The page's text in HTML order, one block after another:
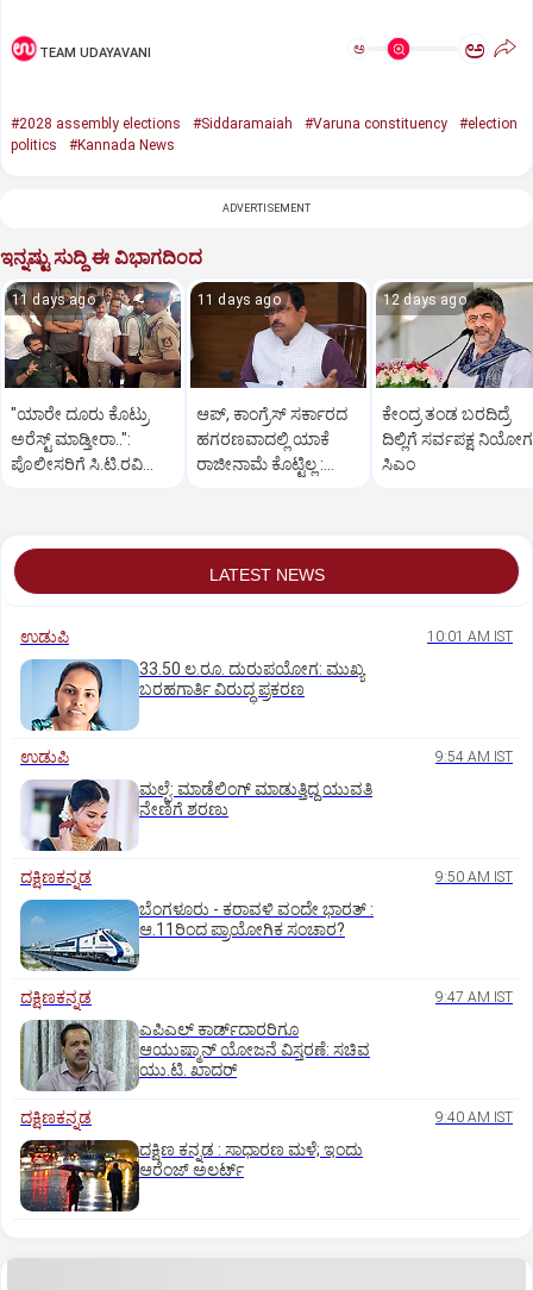
TEAM UDAYAVANI ಅ ಅ
#2028 assembly elections #Siddaramaiah #Varuna constituency
#election
politics
#Kannada News
ADVERTISEMENT
ಇನ್ನಷ್ಟು ಸುದ್ದಿ ಈ ವಿಭಾಗದಿಂದ
11 days ago
"ಯಾರೇ‌ ದೂರು ಕೊಟ್ರು
ಅರೆಸ್ಟ್ ಮಾಡ್ತೀರಾ..":
ಪೊಲೀಸರಿಗೆ ಸಿ.ಟಿ.ರವಿ
11 days ago
ಆಪ್, ಕಾಂಗ್ರೆಸ್ ಸರ್ಕಾರದ
ಹಗರಣವಾದಲ್ಲಿ ಯಾಕೆ
ರಾಜೀನಾಮೆ ಕೊಟ್ಟಿಲ್ಲ :
12 days ago
ಕೇಂದ್ರ ತಂಡ ಬರದಿದ್ರೆ
ದಿಲ್ಲಿಗೆ ಸರ್ವಪಕ್ಷ
ಸಿಎಂ
LATEST NEWS
ಉಡುಪಿ 10:01 AM IST
33.50 ಲ.ರೂ. ದುರುಪಯೋಗ: ಮುಖ್ಯ
ಬರಹಗಾರ್ತಿ ವಿರುದ್ಧ ಪ್ರಕರಣ
ಉಡುಪಿ 9:54 AM IST
ಮಲ್ಪೆ: ಮಾಡೆಲಿಂಗ್ ಮಾಡುತ್ತಿದ್ದ ಯುವತಿ
ನೇಣಿಗೆ ಶರಣು
ದಕ್ಷಿಣಕನ್ನಡ 9:50 AM IST
ಬೆಂಗಳೂರು - ಕರಾವಳಿ ವಂದೇ ಭಾರತ್‌ :
ಆ.11ರಿಂದ ಪ್ರಾಯೋಗಿಕ ಸಂಚಾರ?
ದಕ್ಷಿಣಕನ್ನಡ 9:47 AM IST
ಎಪಿಎಲ್‌ ಕಾರ್ಡ್‌ದಾರರಿಗೂ
ಆಯುಷ್ಮಾನ್‌ ಯೋಜನೆ ವಿಸ್ತರಣೆ: ಸಚಿವ
ಯು.ಟಿ. ಖಾದರ್
ದಕ್ಷಿಣಕನ್ನಡ 9:40 AM IST
ದಕ್ಷಿಣ ಕನ್ನಡ : ಸಾಧಾರಣ ಮಳೆ; ಇಂದು
ಆರೆಂಜ್‌ ಅಲರ್ಟ್